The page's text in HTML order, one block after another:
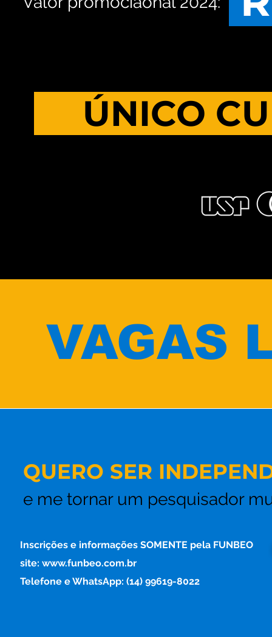
ÚNICO
VAGAS
QUERO SER
e me tornar um pesquisador
Inscrições e informações SOMENTE pela FUNBEO
site: www.funbeo.com.br
Telefone e WhatsApp: (14) 99619-8022